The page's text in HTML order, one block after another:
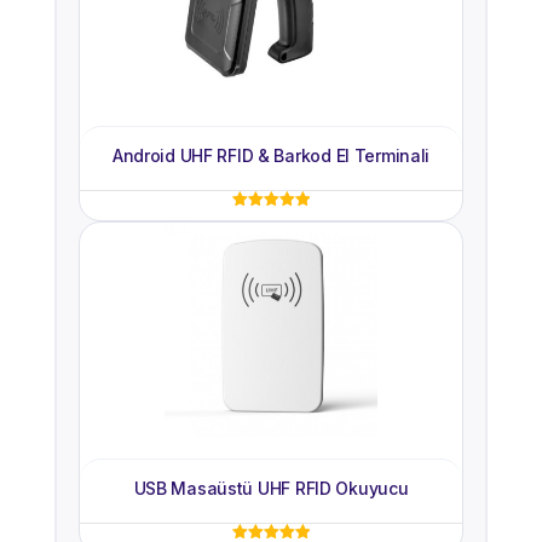
4 MB Dahili Hafıza
Android UHF RFID & Barkod El Terminali
5 üzerinden
USB Masaüstü UHF RFID Okuyucu